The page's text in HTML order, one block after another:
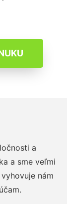
a
a sme veľmi
nám